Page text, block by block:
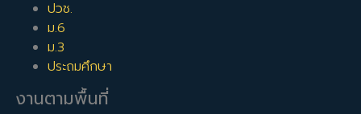
ปวช.
ม.6
ม.3
ประถมศึกษา
งานตามพื้นที่